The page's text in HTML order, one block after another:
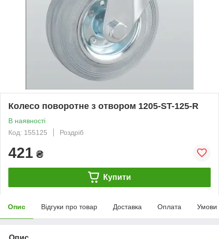
Колесо поворотне з отвором 1205-ST-125-R
В наявності
Код: 155125
Роздріб
421 ₴
Купити
Опис Відгуки про товар Доставка Оплата Умови